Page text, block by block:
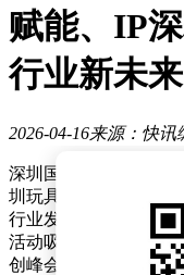
赋能、IP
行业新未来
2026-04-16来源：快讯
深圳国际会展中心近
圳玩具展&潮玩展。
行业发展趋势，分享
活动吸引了众多业内
创峰会”更是成为焦点